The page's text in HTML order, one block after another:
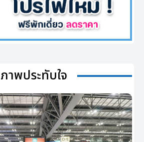
ภาพประทับใจ